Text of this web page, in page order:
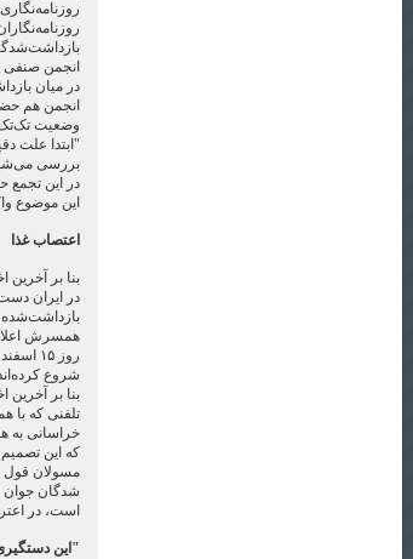
انجمن صنفی
در میان
انجمن هم
وضعیت تک‌تک
"ابتدا علت
بررسی
در این
این موضوع
اعتصاب غذا
بنا بر
در ایران
بازداشت‌شده
همسرش
شروع
بنا بر
تلفنی که با
خراسانی
که این تصمیم
مسولان قول
شدگان جوان
است، در
"این